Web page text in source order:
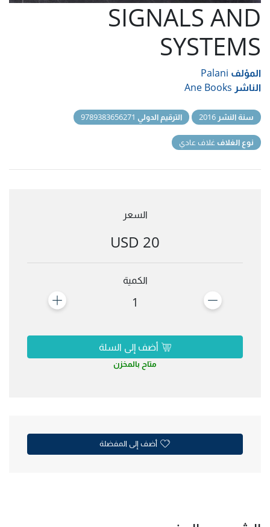
SIGNALS AND
SYSTEMS
المؤلف Palani
الناشر Ane Books
سنة النشر الترقيم الدولي
نوع الغلاف غلاف عادي
السعر
20 USD
الكمية
1
أضف إلى السلة
متاح بالمخزن
أضف إلى المفضلة